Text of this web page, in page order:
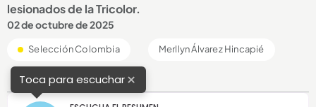
lesionados de la Tricolor.
02 de octubre de 2025
Selección Colombia Merllyn Álvarez Hincapié
Toca para escuchar×